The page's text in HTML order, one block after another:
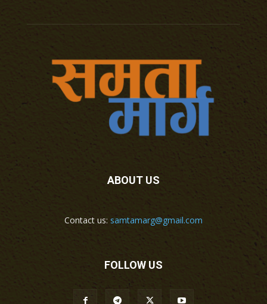
ABOUT US
Contact us: samtamarg@gmail.com
FOLLOW US